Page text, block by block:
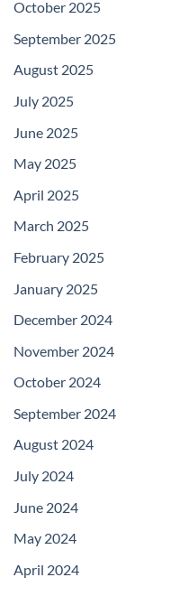
October 2025
September 2025
August 2025
July 2025
June 2025
May 2025
April 2025
March 2025
February 2025
January 2025
December 2024
November 2024
October 2024
September 2024
August 2024
July 2024
June 2024
May 2024
April 2024